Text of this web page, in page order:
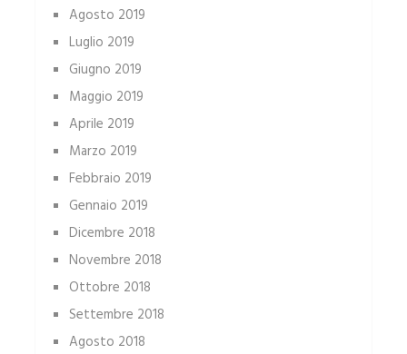
Agosto 2019
Luglio 2019
Giugno 2019
Maggio 2019
Aprile 2019
Marzo 2019
Febbraio 2019
Gennaio 2019
Dicembre 2018
Novembre 2018
Ottobre 2018
Settembre 2018
Agosto 2018